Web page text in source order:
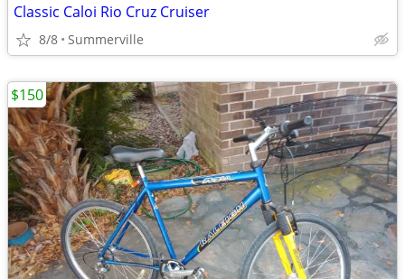
Classic Caloi Rio Cruz Cruiser
8/8 Summerville
$150